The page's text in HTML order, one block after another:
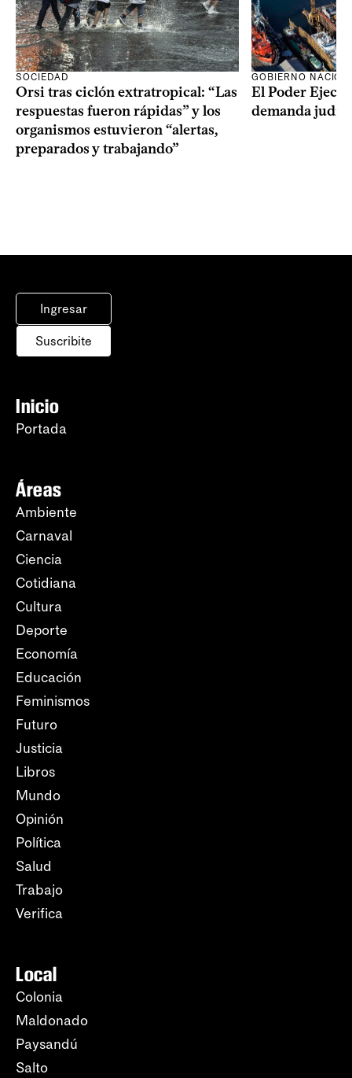
SOCIEDAD
Orsi tras ciclón extratropical: “Las
respuestas fueron rápidas” y los
organismos estuvieron “alertas,
preparados y trabajando”
GOBIERNO
El Poder
demanda
Ingresar
Suscribite
Inicio
Portada
Áreas
Ambiente
Carnaval
Ciencia
Cotidiana
Cultura
Deporte
Economía
Educación
Feminismos
Futuro
Justicia
Libros
Mundo
Opinión
Política
Salud
Trabajo
Verifica
Local
Colonia
Maldonado
Paysandú
Salto